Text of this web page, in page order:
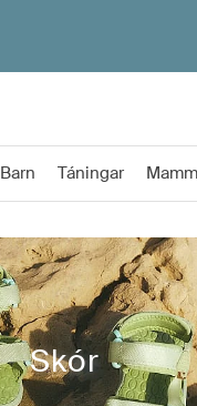
Barn Táningar
Skór